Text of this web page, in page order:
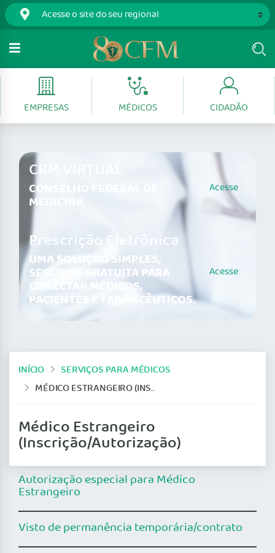
EMPRESAS MÉDICOS CIDADÃO
CRM VIRTUAL
CONSELHO FEDERAL DE
MEDICINA
Acesse
Prescrição Eletrônica
UMA SOLUÇÃO SIMPLES,
SEGURA E GRATUITA PARA
CONECTAR MÉDICOS,
PACIENTES E FARMACÊUTICOS.
Acesse
INÍCIO
SERVIÇOS PARA MÉDICOS
MÉDICO ESTRANGEIRO (INSCRIÇÃO/AUTORIZAÇÃO)
Médico Estrangeiro
(Inscrição/Autorização)
Autorização especial para Médico
Estrangeiro
Visto de permanência temporária/contrato